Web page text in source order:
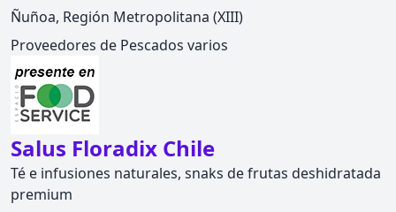
Ñuñoa, Región Metropolitana (XIII)
Proveedores de Pescados varios
Salus Floradix Chile
Té e infusiones naturales, snaks de frutas deshidratada
premium